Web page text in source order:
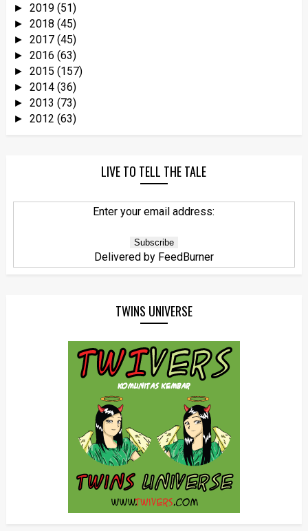
► 2019 (51)
► 2018 (45)
► 2017 (45)
► 2016 (63)
► 2015 (157)
► 2014 (36)
► 2013 (73)
► 2012 (63)
LIVE TO TELL THE TALE
Enter your email address:
Delivered by FeedBurner
TWINS UNIVERSE